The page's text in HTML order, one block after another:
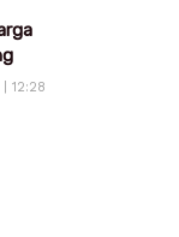
12:28